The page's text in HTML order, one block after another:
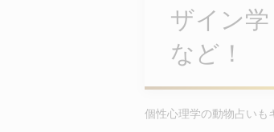
ザイン
など！
個性心理学の動物占いも